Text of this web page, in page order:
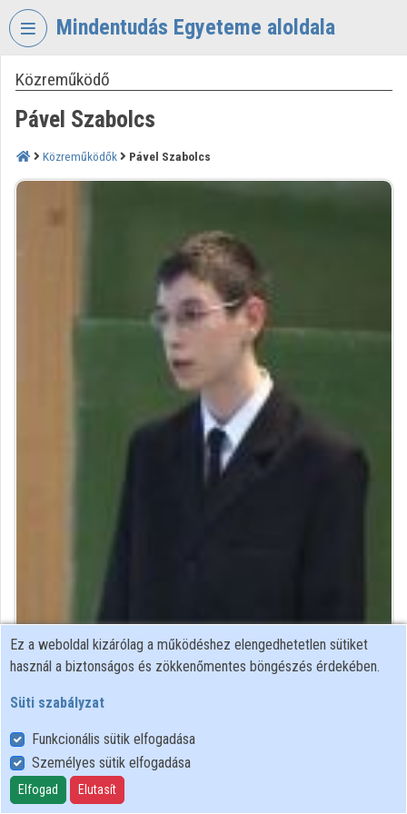
Fejléc kihagyása
Mindentudás Egyeteme aloldala
VIDEOTORIUM
MINDENTUDÁS
EGYETEME
Bejelentkezés
Közreműködő
Pável Szabolcs
Közreműködők Pável Szabolcs
tanuló
Közreműködő felvételei
Névjegyek
Névjegy
Ez a weboldal kizárólag a működéshez elengedhetetlen sütiket
használ a biztonságos és zökkenőmentes böngészés érdekében.
Süti szabályzat
Funkcionális sütik elfogadása
Személyes sütik elfogadása
Elfogad Elutasít